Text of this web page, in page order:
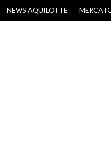
VAI AL CONTENUTO
NEWS AQUILOTTE